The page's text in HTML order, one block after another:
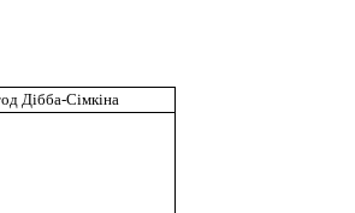
Дібба-Сімкіна